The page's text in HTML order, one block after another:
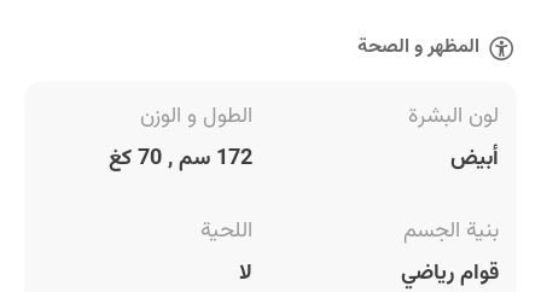
المظهر و الصحة
لون البشرة
أبيض
الطول و الوزن
172 سم , 70 كغ
بنية الجسم
قوام رياضي
اللحية
لا